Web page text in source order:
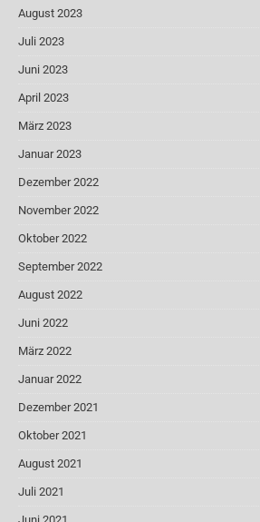
August 2023
Juli 2023
Juni 2023
April 2023
März 2023
Januar 2023
Dezember 2022
November 2022
Oktober 2022
September 2022
August 2022
Juni 2022
März 2022
Januar 2022
Dezember 2021
Oktober 2021
August 2021
Juli 2021